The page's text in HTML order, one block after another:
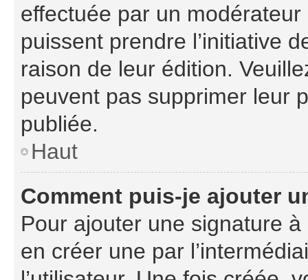
effectuée par un
puissent prendre l’initiative
raison de leur édition.
peuvent pas supprimer leur
publiée.
Haut
Comment puis-je ajouter
Pour ajouter une signature
en créer une par